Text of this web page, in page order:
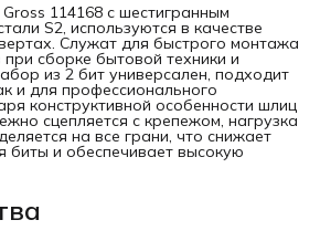
114168 с шестигранным
S2, используются в качестве
Служат для быстрого монтажа
сборке бытовой техники и
из 2 бит универсален, подходит
и для профессионального
конструктивной особенности шлиц
сцепляется с крепежом, нагрузка
на все грани, что снижает
биты и обеспечивает высокую